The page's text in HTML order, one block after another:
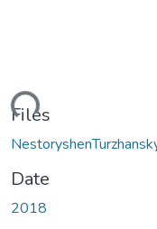
Files
Date
2018